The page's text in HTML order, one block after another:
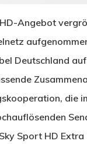
Angebot
Deutschland
die
Sport HD